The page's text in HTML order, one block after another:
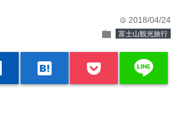
time 2018/04/24
folder 富士山観光旅行
hatenabookmark line